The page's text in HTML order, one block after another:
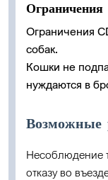
Ограничения
Ограничения
собак.
Кошки не
нуждаются в
Возможные
Несоблюдение
отказу во